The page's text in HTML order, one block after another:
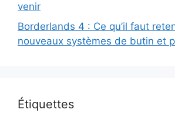
venir
Borderlands 4 : Ce qu’il faut
nouveaux systèmes de butin et
Étiquettes